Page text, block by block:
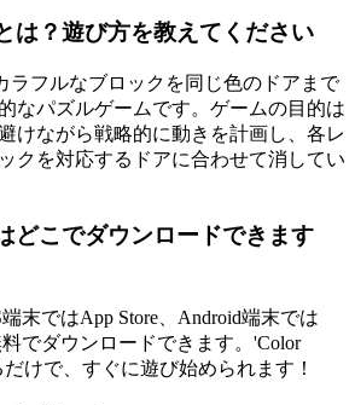
は？遊び方を教えてください
ラフルなブロックを同じ色のドアまで
なパズルゲームです。ゲームの目的は
けながら戦略的に動きを計画し、各レ
クを対応するドアに合わせて消してい
どこでダウンロードできます
末ではApp Store、Android端末では
料でダウンロードできます。'Color
けで、すぐに遊び始められます！